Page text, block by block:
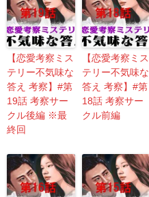
【恋愛考察ミス
テリー不気味な
答え 考察】#第
19話 考察サー
クル後編 ※最
終回
【恋愛考察ミス
テリー不気味な
答え 考察】#第
18話 考察サー
クル前編